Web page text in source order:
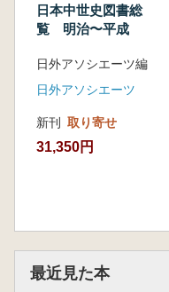
日本中世史図書総
覧 明治〜平成
日外アソシエーツ編
日外アソシエーツ
新刊 取り寄せ
31,350円
最近見た本